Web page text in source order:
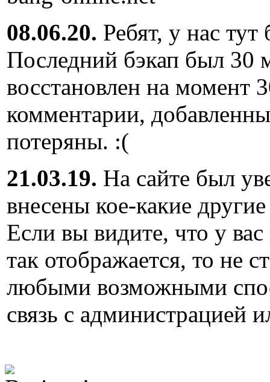
08.06.20. Ребят, у нас
Последний бэкап был 30
восстановлен на
комментарии,
потеряны. :(
21.03.19. На сайте был
внесены кое-какие
Если вы видите, что у
так отображается, то не
любыми возможными
связь с администрацией